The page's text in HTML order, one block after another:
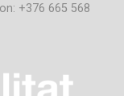
+376 665 568